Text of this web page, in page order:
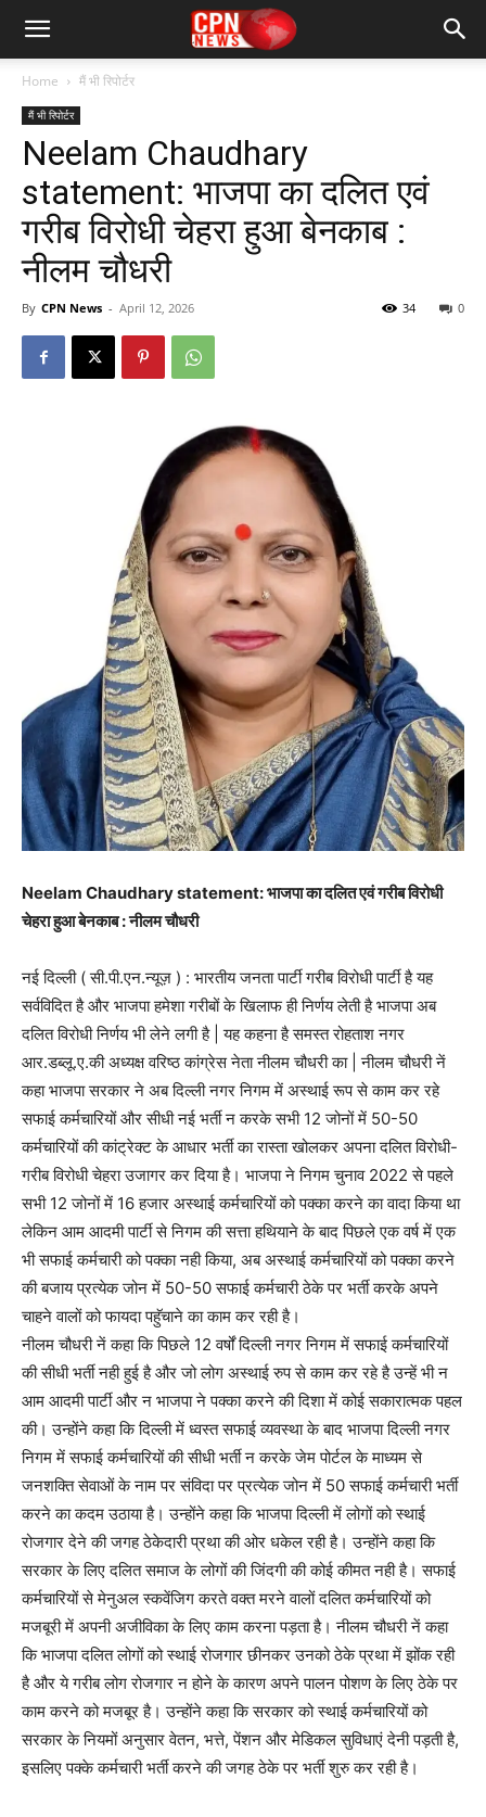
Home मैं भी रिपोर्टर
मैं भी रिपोर्टर
Neelam Chaudhary
statement: भाजपा का दलित एवं
गरीब विरोधी चेहरा हुआ बेनकाब :
नीलम चौधरी
By CPN News - April 12, 2026 0
34
Neelam Chaudhary statement: भाजपा का दलित एवं गरीब विरोधी
चेहरा हुआ बेनकाब : नीलम चौधरी
नई दिल्ली ( सी.पी.एन.न्यूज़ ) : भारतीय जनता पार्टी गरीब विरोधी पार्टी है यह
सर्वविदित है और भाजपा हमेशा गरीबों के खिलाफ ही निर्णय लेती है भाजपा अब
दलित विरोधी निर्णय भी लेने लगी है | यह कहना है समस्त रोहताश नगर
आर.डब्लू.ए.की अध्यक्ष वरिष्ठ कांग्रेस नेता नीलम चौधरी का | नीलम चौधरी नें
कहा भाजपा सरकार ने अब दिल्ली नगर निगम में अस्थाई रूप से काम कर रहे
सफाई कर्मचारियों और सीधी नई भर्ती न करके सभी 12 जोनों में 50-50
कर्मचारियों की कांट्रेक्ट के आधार भर्ती का रास्ता खोलकर अपना दलित विरोधी-
गरीब विरोधी चेहरा उजागर कर दिया है। भाजपा ने निगम चुनाव 2022 से पहले
सभी 12 जोनों में 16 हजार अस्थाई कर्मचारियों को पक्का करने का वादा किया था
लेकिन आम आदमी पार्टी से निगम की सत्ता हथियाने के बाद पिछले एक वर्ष में एक
भी सफाई कर्मचारी को पक्का नही किया, अब अस्थाई कर्मचारियों को पक्का करने
की बजाय प्रत्येक जोन में 50-50 सफाई कर्मचारी ठेके पर भर्ती करके अपने
चाहने वालों को फायदा पहुॅचाने का काम कर रही है।
नीलम चौधरी नें कहा कि पिछले 12 वर्षों दिल्ली नगर निगम में सफाई कर्मचारियों
की सीधी भर्ती नही हुई है और जो लोग अस्थाई रुप से काम कर रहे है उन्हें भी न
आम आदमी पार्टी और न भाजपा ने पक्का करने की दिशा में कोई सकारात्मक पहल
की। उन्होंने कहा कि दिल्ली में ध्वस्त सफाई व्यवस्था के बाद भाजपा दिल्ली नगर
निगम में सफाई कर्मचारियों की सीधी भर्ती न करके जेम पोर्टल के माध्यम से
जनशक्ति सेवाओं के नाम पर संविदा पर प्रत्येक जोन में 50 सफाई कर्मचारी भर्ती
करने का कदम उठाया है। उन्होंने कहा कि भाजपा दिल्ली में लोगों को स्थाई
रोजगार देने की जगह ठेकेदारी प्रथा की ओर धकेल रही है। उन्होंने कहा कि
सरकार के लिए दलित समाज के लोगों की जिंदगी की कोई कीमत नही है। सफाई
कर्मचारियों से मेनुअल स्कवेंजिग करते वक्त मरने वालों दलित कर्मचारियों को
मजबूरी में अपनी अजीविका के लिए काम करना पड़ता है। नीलम चौधरी नें कहा
कि भाजपा दलित लोगों को स्थाई रोजगार छीनकर उनको ठेके प्रथा में झोंक रही
है और ये गरीब लोग रोजगार न होने के कारण अपने पालन पोशण के लिए ठेके पर
काम करने को मजबूर है। उन्होंने कहा कि सरकार को स्थाई कर्मचारियों को
सरकार के नियमों अनुसार वेतन, भत्ते, पेंशन और मेडिकल सुविधाएं देनी पड़ती है,
इसलिए पक्के कर्मचारी भर्ती करने की जगह ठेके पर भर्ती शुरु कर रही है।